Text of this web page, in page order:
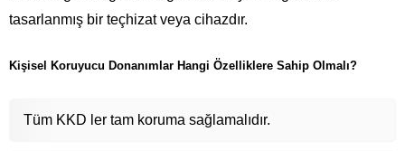
tasarlanmış bir teçhizat veya cihazdır.
Kişisel Koruyucu Donanımlar Hangi Özelliklere Sahip Olmalı?
Tüm KKD ler tam koruma sağlamalıdır.